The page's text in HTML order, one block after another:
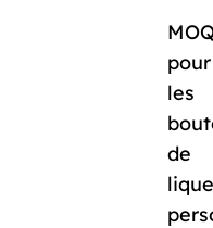
pour
les
de